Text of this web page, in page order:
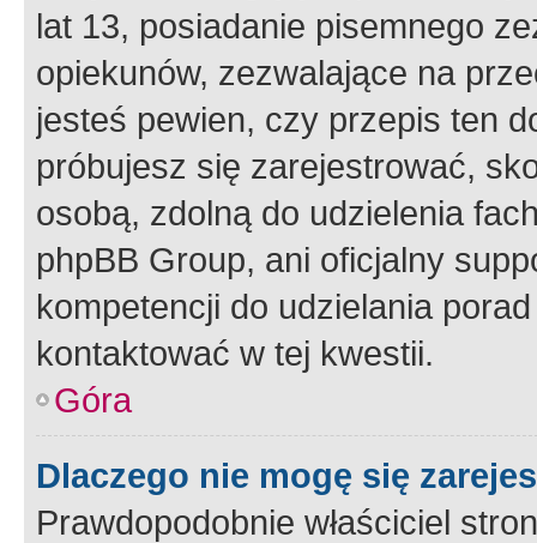
lat 13, posiadanie pisemnego
opiekunów, zezwalające na
jesteś pewien, czy przepis ten
próbujesz się zarejestrować,
osobą, zdolną do udzielenia
phpBB Group, ani oficjalny
kompetencji do udzielania
kontaktować w tej kwestii.
Góra
Dlaczego nie mogę się
Prawdopodobnie właściciel